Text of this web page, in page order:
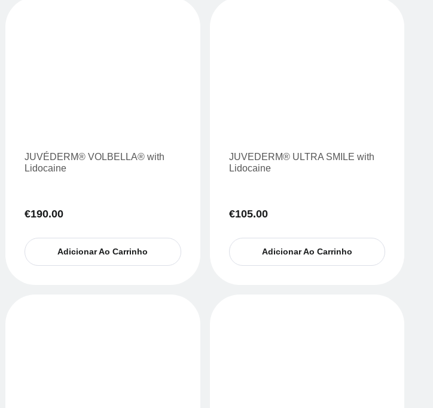
JUVÉDERM® VOLBELLA® with
Lidocaine
€190.00
Adicionar Ao Carrinho
JUVEDERM® ULTRA SMILE with
Lidocaine
€105.00
Adicionar Ao Carrinho